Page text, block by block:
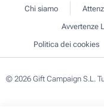
Chi siamo
Avvertenze
Politica dei cookies
© 2026 Gift Campaign S.L.